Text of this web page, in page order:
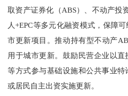
取资产证券化（ABS）、不动产投
人+EPC等多元化融资模式，保障
市更新项目。推动持有型不动产
用于城市更新。鼓励民营企业以
等方式参与基础设施和公共事业
或居民自主出资实施更新。